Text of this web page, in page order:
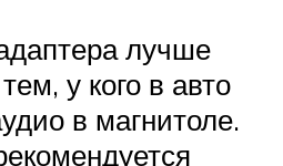
лучше
у кого в авто
в магнитоле.